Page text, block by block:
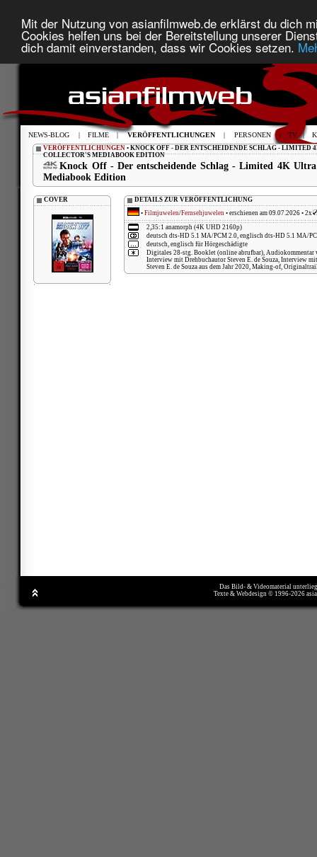
Mit der Nutzung von asianfilmweb.de erklärst du dich
Cookies helfen uns bei der Bereitstellung unserer
dich damit einverstanden, dass wir Cookies setzen.
NEWS-BLOG | FILME | VERÖFFENTLICHUNGEN | PERSONEN | TV |
VERÖFFENTLICHUNGEN • KNOCK OFF - DER ENTSCHEIDENDE SCHLAG - LIMITED
COLLECTOR'S MEDIABOOK EDITION
Knock Off - Der entscheidende Schlag - Limited 4K
Mediabook Edition
COVER
DETAILS ZUR VERÖFFENTLICHUNG
• Filmjuwelen/Fernsehjuwelen • erschienen am 09.07.2026 • 2x
2,35:1 anamorph (4K UHD 2160p)
deutsch dts-HD 5.1 MA/PCM 2.0, englisch dts-HD 5.1 MA/
deutsch, englisch für Hörgeschädigte
Digitales 28-stg. Booklet (online abrufbar),
Interview mit Drehbuchautor Steven E. de Souza, Interview
Steven E. de Souza aus dem Jahr 2020, Making-of,
Das Bild- & Videomaterial
Texte & Webdesign © 1996-2026